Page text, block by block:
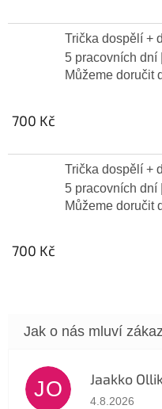
Trička dospělí +
5 pracovních dní
Můžeme doručit
700 Kč
Trička dospělí +
5 pracovních dní
Můžeme doručit
700 Kč
JO Jaakko
Hodnocení
4.8.2026